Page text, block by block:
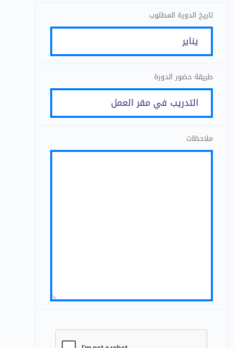
تاريخ الدورة المطلوب
طريقة حضور الدورة
ملاحظات